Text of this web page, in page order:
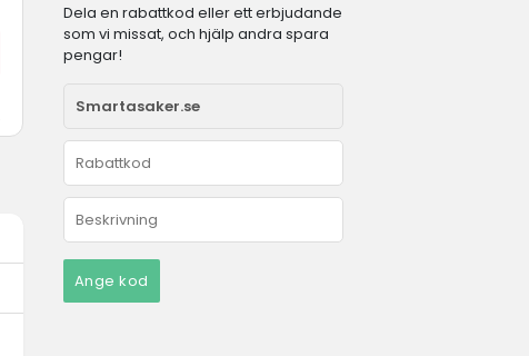
Dela en rabattkod eller ett erbjudande
som vi missat, och hjälp andra spara
pengar!
Ange kod